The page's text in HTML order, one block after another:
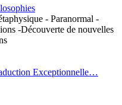
- Paranormal -
-Découverte de nouvelles
Exceptionnelle…